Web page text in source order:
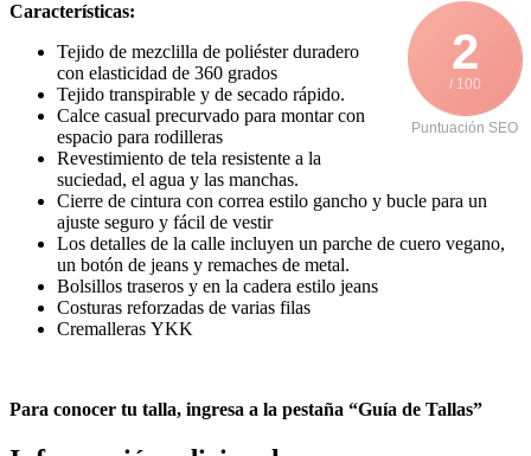
2
/ 100
Puntuación SEO
Características:
Tejido de mezclilla de poliéster duradero
con elasticidad de 360 grados
Tejido transpirable y de secado rápido.
Calce casual precurvado para montar con
espacio para rodilleras
Revestimiento de tela resistente a la
suciedad, el agua y las manchas.
Cierre de cintura con correa estilo gancho y bucle para un
ajuste seguro y fácil de vestir
Los detalles de la calle incluyen un parche de cuero vegano,
un botón de jeans y remaches de metal.
Bolsillos traseros y en la cadera estilo jeans
Costuras reforzadas de varias filas
Cremalleras YKK
Para conocer tu talla, ingresa a la pestaña “Guía de Tallas”